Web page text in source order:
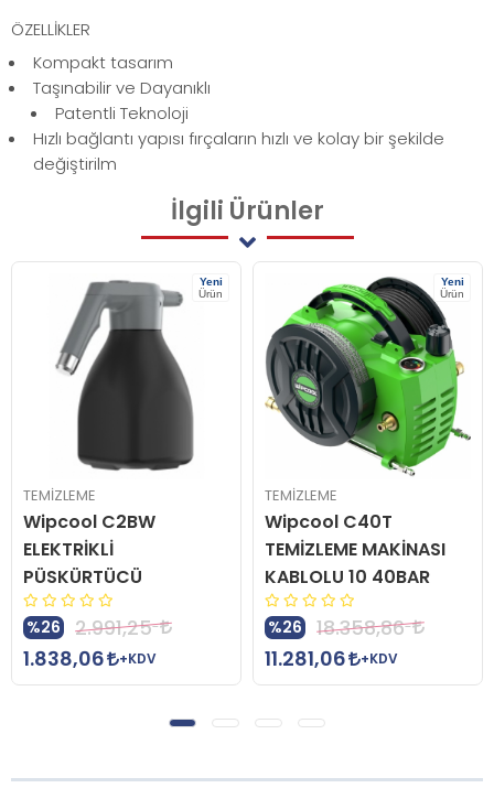
ÖZELLİKLER
Kompakt tasarım
Taşınabilir ve Dayanıklı
Patentli Teknoloji
Hızlı bağlantı yapısı fırçaların hızlı ve kolay bir şekilde
değiştirilm
İlgili Ürünler
Yeni
Ürün
TEMİZLEME
Wipcool C2BW
ELEKTRİKLİ
PÜSKÜRTÜCÜ
%26
2.991,25
1.838,06
+KDV
Yeni
Ürün
TEMİZLEME
Wipcool C40T
TEMİZLEME MAKİNASI
KABLOLU 10 40BAR
%26
18.358,86
11.281,06
+KDV